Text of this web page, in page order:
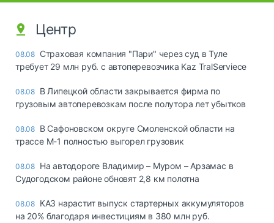
Центр
08.08 Страховая компания "Пари" через суд в Туле
требует 29 млн руб. с автоперевозчика Kaz TralServiece
08.08 В Липецкой области закрывается фирма по
грузовым автоперевозкам после полутора лет убытков
08.08 В Сафоновском округе Смоленской области на
трассе М-1 полностью выгорел грузовик
08.08 На автодороге Владимир – Муром – Арзамас в
Судогодском районе обновят 2,8 км полотна
08.08 КАЗ нарастит выпуск стартерных аккумуляторов
на 20% благодаря инвестициям в 380 млн руб.